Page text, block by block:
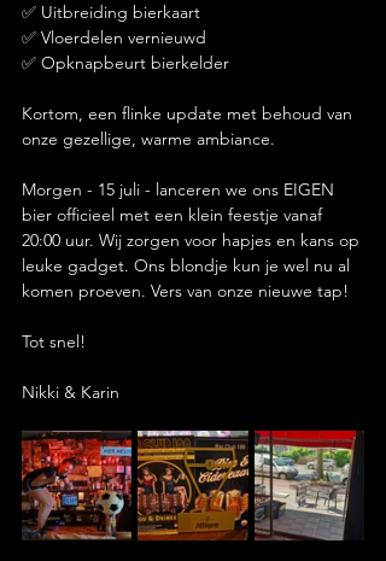
✅️ Uitbreiding bierkaart
✅️ Vloerdelen vernieuwd
✅️ Opknapbeurt bierkelder
Kortom, een flinke update met behoud van
onze gezellige, warme ambiance.
Morgen - 15 juli - lanceren we ons EIGEN
bier officieel met een klein feestje vanaf
20:00 uur. Wij zorgen voor hapjes en kans op
leuke gadget. Ons blondje kun je wel nu al
komen proeven. Vers van onze nieuwe tap!
Tot snel!
Nikki & Karin